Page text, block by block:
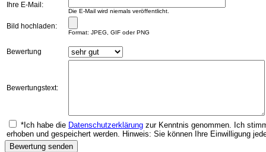
Ihre E-Mail:
Die E-Mail wird niemals veröffentlicht.
Bild hochladen:
Format: JPEG, GIF oder PNG
Bewertung
Bewertungstext:
*Ich habe die Datenschutzerklärung zur Kenntnis genommen. Ich
erhoben und gespeichert werden. Hinweis: Sie können Ihre Einwilligung